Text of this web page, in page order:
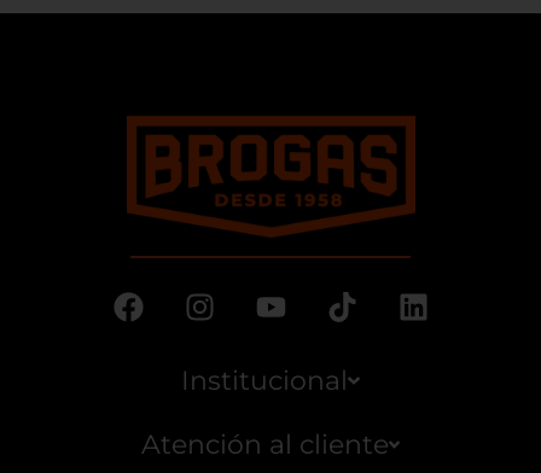
Institucional
Atención al cliente